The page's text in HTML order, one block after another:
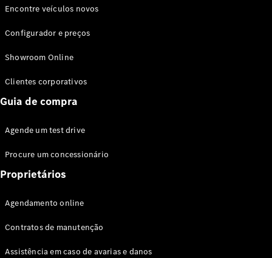
Encontre veículos novos
Configurador e preços
Showroom Online
Clientes corporativos
Guia de compra
Agende um test drive
Procure um concessionário
Proprietários
Agendamento online
Contratos de manutenção
Assistência em caso de avarias e danos